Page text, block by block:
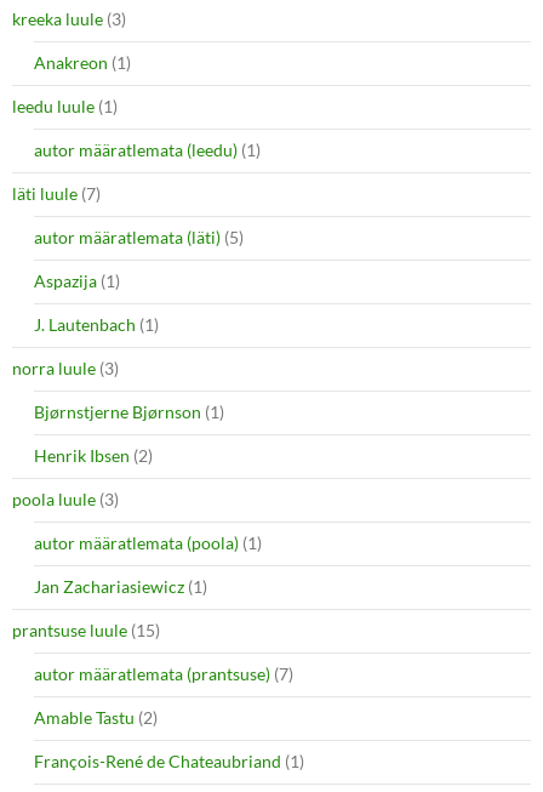
kreeka luule (3)
Anakreon (1)
leedu luule (1)
autor määratlemata (leedu) (1)
läti luule (7)
autor määratlemata (läti) (5)
Aspazija (1)
J. Lautenbach (1)
norra luule (3)
Bjørnstjerne Bjørnson (1)
Henrik Ibsen (2)
poola luule (3)
autor määratlemata (poola) (1)
Jan Zachariasiewicz (1)
prantsuse luule (15)
autor määratlemata (prantsuse) (7)
Amable Tastu (2)
François-René de Chateaubriand (1)